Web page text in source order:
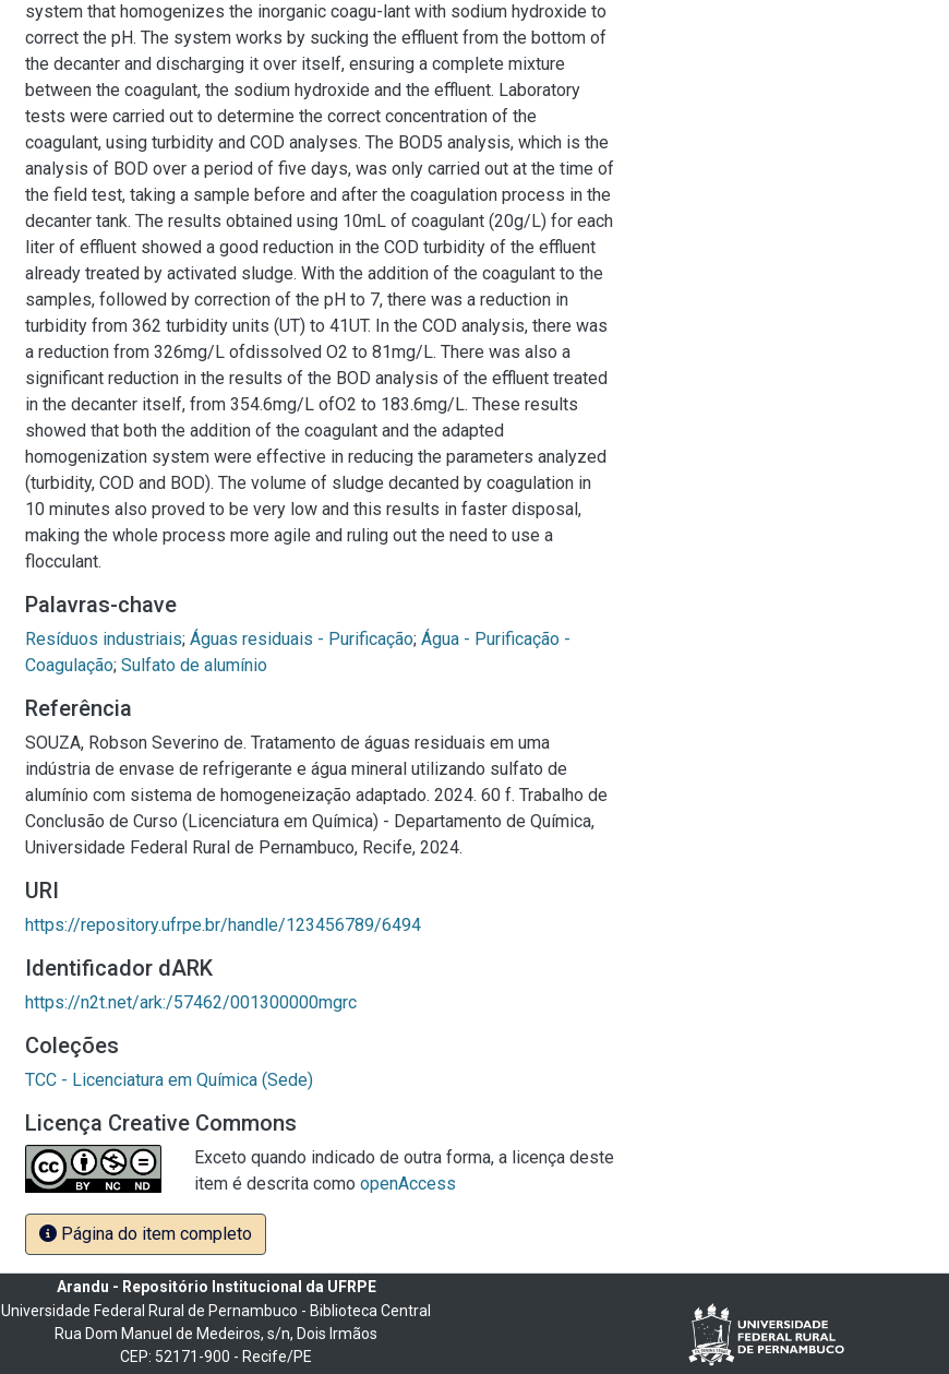
system that homogenizes the inorganic coagu-lant with sodium hydroxide to
correct the pH. The system works by sucking the effluent from the bottom of
the decanter and discharging it over itself, ensuring a complete mixture
between the coagulant, the sodium hydroxide and the effluent. Laboratory
tests were carried out to determine the correct concentration of the
coagulant, using turbidity and COD analyses. The BOD5 analysis, which is the
analysis of BOD over a period of five days, was only carried out at the time of
the field test, taking a sample before and after the coagulation process in the
decanter tank. The results obtained using 10mL of coagulant (20g/L) for each
liter of effluent showed a good reduction in the COD turbidity of the effluent
already treated by activated sludge. With the addition of the coagulant to the
samples, followed by correction of the pH to 7, there was a reduction in
turbidity from 362 turbidity units (UT) to 41UT. In the COD analysis, there was
a reduction from 326mg/L ofdissolved O2 to 81mg/L. There was also a
significant reduction in the results of the BOD analysis of the effluent treated
in the decanter itself, from 354.6mg/L ofO2 to 183.6mg/L. These results
showed that both the addition of the coagulant and the adapted
homogenization system were effective in reducing the parameters analyzed
(turbidity, COD and BOD). The volume of sludge decanted by coagulation in
10 minutes also proved to be very low and this results in faster disposal,
making the whole process more agile and ruling out the need to use a
flocculant.
Palavras-chave
Resíduos industriais; Águas residuais - Purificação; Água - Purificação -
Coagulação; Sulfato de alumínio
Referência
SOUZA, Robson Severino de. Tratamento de águas residuais em uma
indústria de envase de refrigerante e água mineral utilizando sulfato de
alumínio com sistema de homogeneização adaptado. 2024. 60 f. Trabalho de
Conclusão de Curso (Licenciatura em Química) - Departamento de Química,
Universidade Federal Rural de Pernambuco, Recife, 2024.
URI
https://repository.ufrpe.br/handle/123456789/6494
Identificador dARK
https://n2t.net/ark:/57462/001300000mgrc
Coleções
TCC - Licenciatura em Química (Sede)
Licença Creative Commons
Exceto quando indicado de outra forma, a licença deste
item é descrita como openAccess
Página do item completo
Arandu - Repositório Institucional da UFRPE
Universidade Federal Rural de Pernambuco - Biblioteca Central
Rua Dom Manuel de Medeiros, s/n, Dois Irmãos
CEP: 52171-900 - Recife/PE